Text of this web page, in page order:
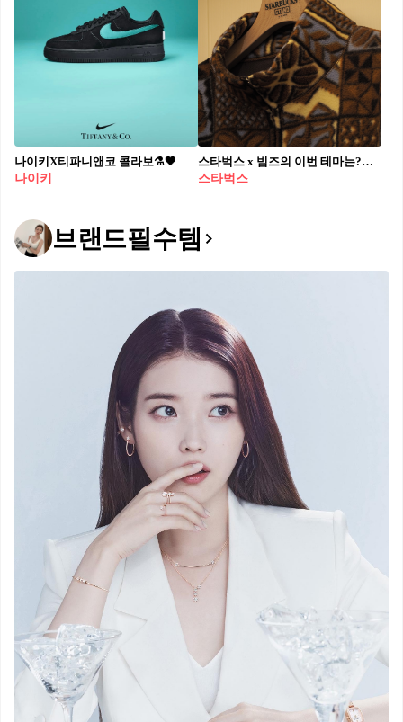
나이키X티파니앤코 콜라보⚗️🖤​
나이키
스타벅스 x 빔즈의 이번 테마는?🔍 케냐에서 출발한 빈티지 무드와 이색 아이템 같이 살펴보자💚🤎 스타벅스와 빔즈의 협업은 커피 브랜드와 패션 라이프스타일 브랜드의 만남이라는 점에서 꾸준히 주목받아 왔죠. 이번 협업 역시 새로운 테마 " SEASONAL Collection"으로, 커피 원두 생산 지역 케냐에서 영감을 받은 총 13가지 품목으로 구성되었습니다. 브라운과 옐로, 그린 톤의 케냐 전통 패턴에 코끼리와 리프 모티프가 더해진 플리스는 빈티지한 무드가 느껴지죠. 이 외에도 자카드 크루 니트, 바라클라바, 블루종 등 이색적이고 유니크한 아이템이 더해진 감각적인 협업 컬렉션을 선보였습니다.
스타벅스
브랜드필수템